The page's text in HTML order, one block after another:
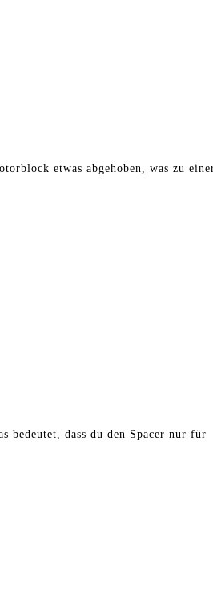
etwas abgehoben, was zu
bedeutet, dass du den Spacer nur für